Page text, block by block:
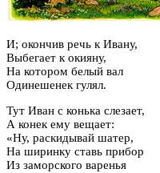
И; окончив речь к Ивану,
Выбегает к окияну,
На котором белый вал
Одинешенек гулял.
Тут Иван с конька слезает,
А конек ему вещает:
«Ну, раскидывай шатер,
На ширинку ставь прибор
Из заморского варенья